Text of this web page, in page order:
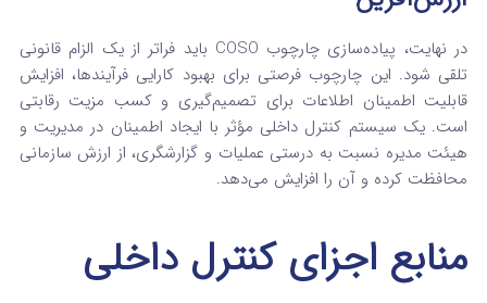
در نهایت، پیاده‌سازی چارچوب COSO باید فراتر از یک الزام قانونی
تلقی شود. این چارچوب فرصتی برای بهبود کارایی فرآیندها، افزایش
قابلیت اطمینان اطلاعات برای تصمیم‌گیری و کسب مزیت رقابتی
است.یک سیستم کنترل داخلی مؤثر با ایجاد اطمینان در مدیریت و
هیئت مدیره نسبت به درستی عملیات و گزارشگری، از ارزش سازمانی
محافظت کرده و آن را افزایش می‌دهد.
منابع اجزای کنترل داخلی